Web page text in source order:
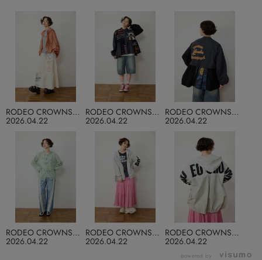
2026.04.22
RODEO CROWNS
WIDE BOWL 2026.04.22
RODEO CROWNS
WIDE BOWL 2026.04.22
RODEO CROWNS
WIDE BOWL
2026.04.22
RODEO CROWNS
WIDE BOWL 2026.04.22
RODEO CROWNS
WIDE BOWL 2026.04.22
RODEO CROWNS
WIDE BOWL
powered by